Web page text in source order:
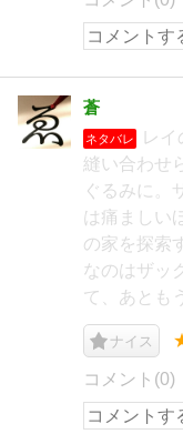
蒼
ネタバレ
レ
縫い合わせ
ぐるみに。
は痛ましい
の家を探索
なのはザッ
て、あとも
ナイス
コメント(0)